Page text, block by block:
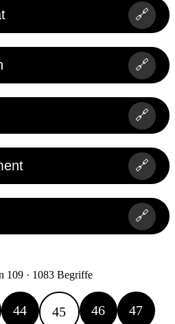
🔗
🔗
🔗
🔗
🔗
109 · 1083 Begriffe
44 45 46 47